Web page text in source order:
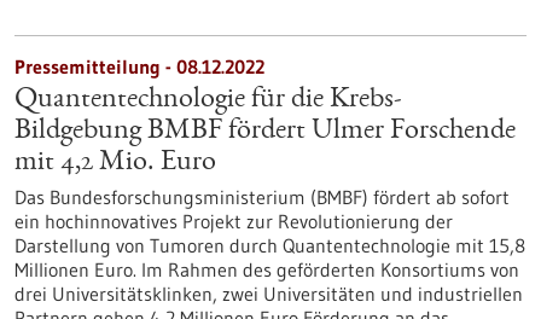
Pressemitteilung - 08.12.2022
Quantentechnologie für die Krebs-
Bildgebung BMBF fördert Ulmer Forschende
mit 4,2 Mio. Euro
Das Bundesforschungsministerium (BMBF) fördert ab sofort
ein hochinnovatives Projekt zur Revolutionierung der
Darstellung von Tumoren durch Quantentechnologie mit 15,8
Millionen Euro. Im Rahmen des geförderten Konsortiums von
drei Universitätsklinken, zwei Universitäten und industriellen